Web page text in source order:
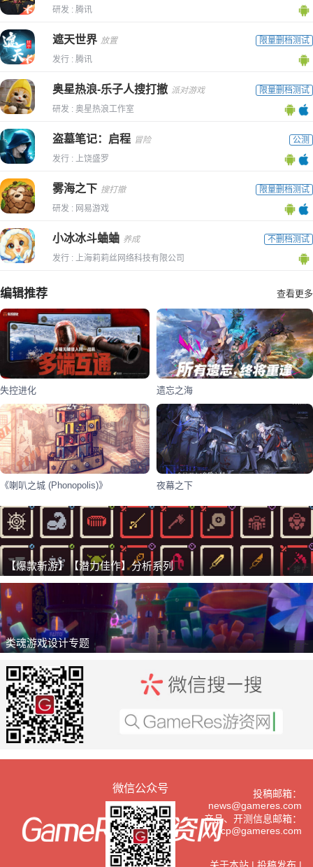
研发 : 腾讯
遮天世界 放置
限量删档测试
发行 : 腾讯
奥星热浪-乐子人搜打撤 派对游戏
限量删档测试
研发 : 奥星热浪工作室
盗墓笔记：启程 冒险
公测
发行 : 上饶盛罗
雾海之下 搜打撤
限量删档测试
研发 : 网易游戏
小冰冰斗蛐蛐 养成
不删档测试
发行 : 上海莉莉丝网络科技有限公司
编辑推荐 查看更多
失控进化 遗忘之海
《喇叭之城 (Phonopolis)》 夜幕之下
【爆款新游】【潜力佳作】分析系列 推广
类魂游戏设计专题 推广
微信公众号
投稿邮箱：
news@gameres.com
产品、开测信息邮箱：
cp@gameres.com
关于本站| 投稿发布|